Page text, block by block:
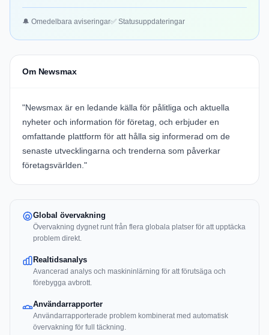
🔔 Omedelbara aviseringar✅ Statusuppdateringar
Om Newsmax
"Newsmax är en ledande källa för pålitliga och aktuella
nyheter och information för företag, och erbjuder en
omfattande plattform för att hålla sig informerad om de
senaste utvecklingarna och trenderna som påverkar
företagsvärlden."
Global övervakning
Övervakning dygnet runt från flera globala platser för att upptäcka
problem direkt.
Realtidsanalys
Avancerad analys och maskininlärning för att förutsäga och
förebygga avbrott.
Användarrapporter
Användarrapporterade problem kombinerat med automatisk
övervakning för full täckning.